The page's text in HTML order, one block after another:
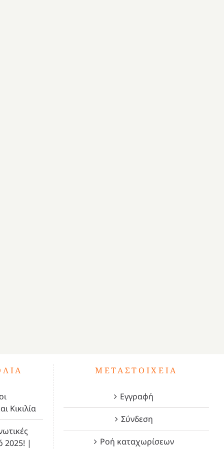
Κικιλία
2025! |
ΜΕΤΑΣΤΟΙΧΕΊΑ
Εγγραφή
Σύνδεση
Ροή καταχωρίσεων